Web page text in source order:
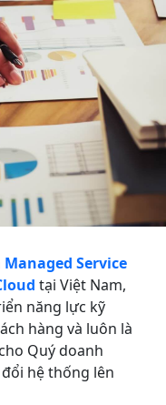
Managed Service
tại Việt Nam,
năng lực kỹ
hàng và luôn là
Quý doanh
hệ thống lên